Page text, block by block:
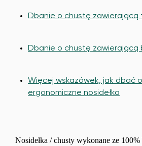
Dbanie o chustę zawierającą
Dbanie o chustę zawierającą
Więcej wskazówek, jak dbać
ergonomiczne nosidełka
Nosidełka / chusty wykonane ze